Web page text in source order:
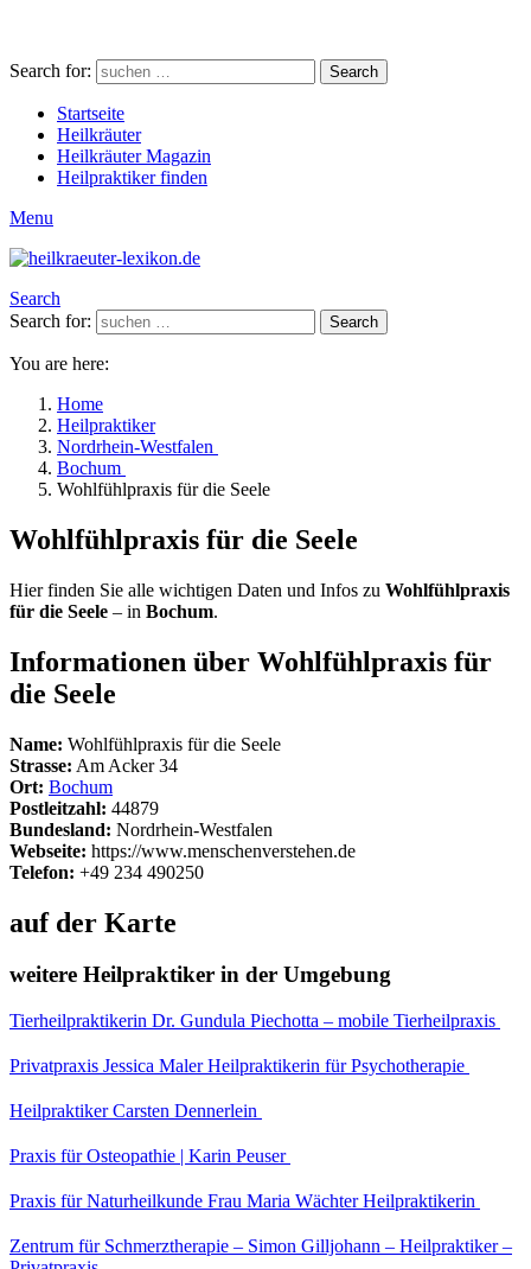
Search for: Search
Startseite
Heilkräuter
Heilkräuter Magazin
Heilpraktiker finden
Menu
Search
Search for:
Search
You are here:
Home
Heilpraktiker
Nordrhein-Westfalen
Bochum
Wohlfühlpraxis für die Seele
Wohlfühlpraxis für die Seele
Hier finden Sie alle wichtigen Daten und Infos zu Wohlfühlpraxis
für die Seele – in Bochum.
Informationen über Wohlfühlpraxis für
die Seele
Name: Wohlfühlpraxis für die Seele
Strasse: Am Acker 34
Ort: Bochum
Postleitzahl: 44879
Bundesland: Nordrhein-Westfalen
Webseite: https://www.menschenverstehen.de
Telefon: +49 234 490250
auf der Karte
weitere Heilpraktiker in der Umgebung
Tierheilpraktikerin Dr. Gundula Piechotta – mobile Tierheilpraxis
Privatpraxis Jessica Maler Heilpraktikerin für Psychotherapie
Heilpraktiker Carsten Dennerlein
Praxis für Osteopathie | Karin Peuser
Praxis für Naturheilkunde Frau Maria Wächter Heilpraktikerin
Zentrum für Schmerztherapie – Simon Gilljohann – Heilpraktiker –